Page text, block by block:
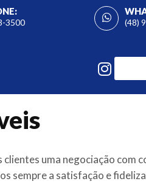
(48)
3500
uma negociação com
sempre a satisfação e